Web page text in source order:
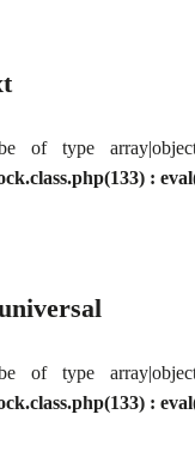
be of type
:
be of type
: